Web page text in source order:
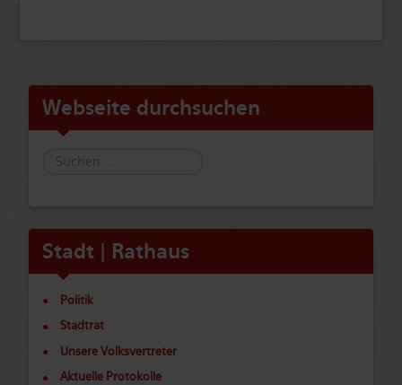
Webseite durchsuchen
Suche
Stadt | Rathaus
Politik
Stadtrat
Unsere Volksvertreter
Aktuelle Protokolle